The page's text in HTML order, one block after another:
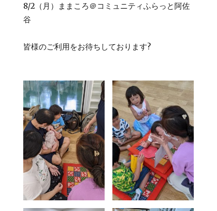
8/2（月）ままころ＠コミュニティふらっと阿佐
谷
皆様のご利用をお待ちしております?